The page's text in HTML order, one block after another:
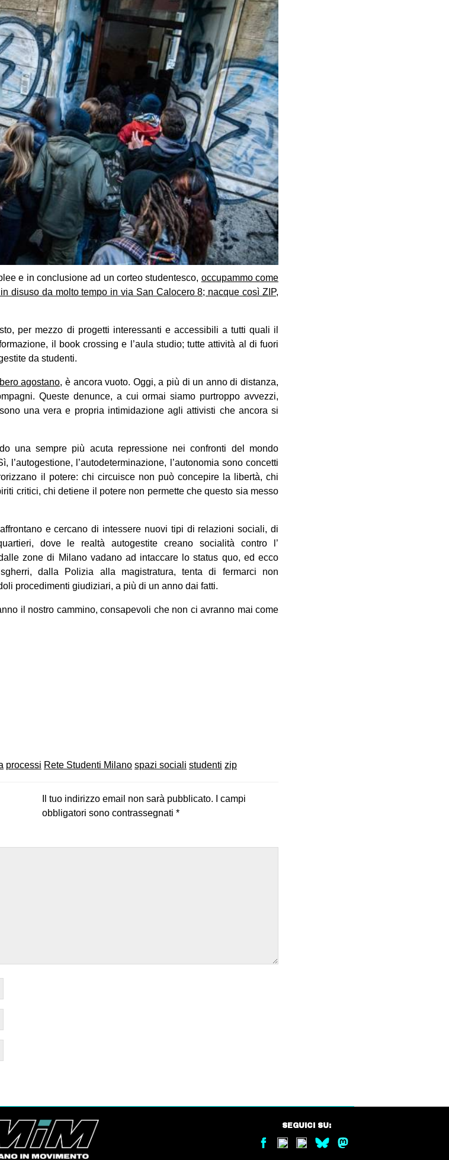
e in conclusione ad un corteo studentesco, occupammo come
disuso da molto tempo in via San Calocero 8; nacque così ZIP,
per mezzo di progetti interessanti e accessibili a tutti quali il
il book crossing e l’aula studio; tutte attività al di fuori
da studenti.
agostano, è ancora vuoto. Oggi, a più di un anno di distanza,
Queste denunce, a cui ormai siamo purtroppo avvezzi,
una vera e propria intimidazione agli attivisti che ancora si
una sempre più acuta repressione nei confronti del mondo
l’autogestione, l’autodeterminazione, l’autonomia sono concetti
il potere: chi circuisce non può concepire la libertà, chi
critici, chi detiene il potere non permette che questo sia messo
e cercano di intessere nuovi tipi di relazioni sociali, di
dove le realtà autogestite creano socialità contro l’
zone di Milano vadano ad intaccare lo status quo, ed ecco
dalla Polizia alla magistratura, tenta di fermarci non
procedimenti giudiziari, a più di un anno dai fatti.
il nostro cammino, consapevoli che non ci avranno mai come
processi Rete Studenti Milano spazi sociali studenti zip
Il tuo indirizzo email non sarà pubblicato.
I campi
obbligatori sono contrassegnati *
SEGUICI SU: